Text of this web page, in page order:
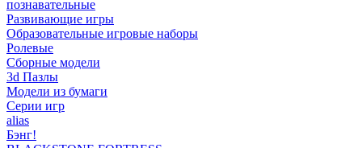
познавательные
Развивающие игры
Образовательные игровые наборы
Ролевые
Сборные модели
3d Пазлы
Модели из бумаги
Серии игр
alias
Бэнг!